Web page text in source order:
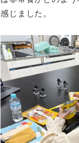
感じました。